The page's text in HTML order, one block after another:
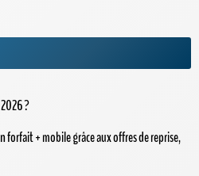
?
forfait + mobile grâce aux offres de reprise,